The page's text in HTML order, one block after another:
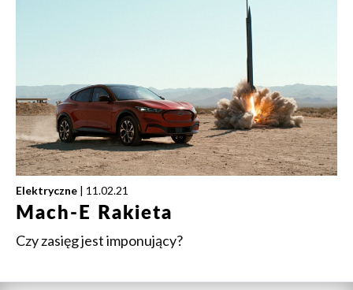
Elektryczne | 11.02.21
Mach-E Rakieta
Czy zasięg jest imponujący?